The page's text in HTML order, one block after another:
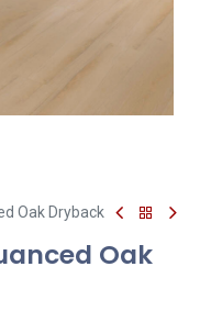
Oak Dryback
Oak